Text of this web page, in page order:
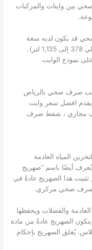
بين وايتات والمركبات
قد يكون لديه سعة
تتراوح عادة بين 100 إلى 300 جالون (حوالي 378 إلى 1,135 لتر).
نموذج الوايت
يقدم افضل سعر وايت
مجاري ، شفط صرف
المياه العادمة
يُعرف أيضًا باسم “صهريج
هذا الصهريج عادةً في
صرف صحي مركزي.
والفضلات ويحفظها
الصهريج عادةً من مادة
يُغلق الصهريج بإحكام